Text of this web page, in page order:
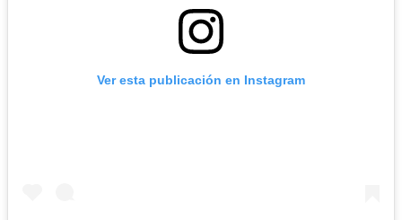
Ver esta publicación en Instagram